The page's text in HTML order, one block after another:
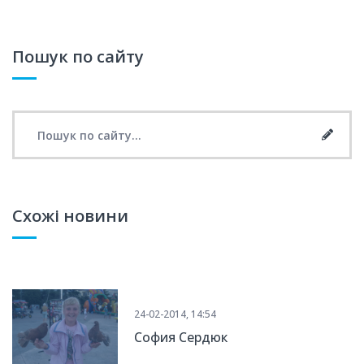
Пошук по сайту
Схожі новини
24-02-2014, 14:54
София Сердюк